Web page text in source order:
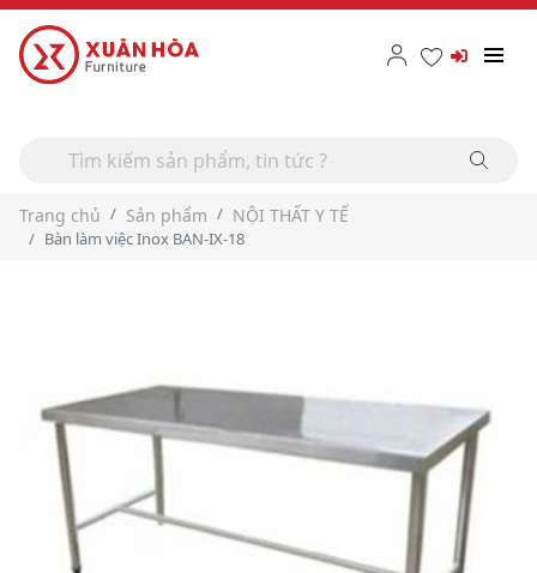
Trang chủ Sản phẩm NỘI THẤT Y TẾ
Bàn làm việc Inox BAN-IX-18